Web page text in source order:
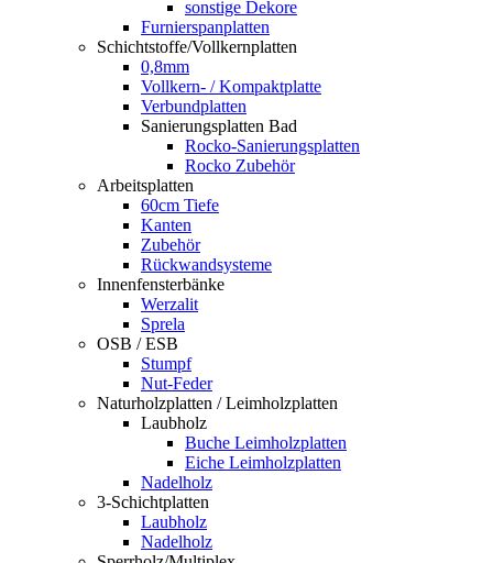
sonstige Dekore
Furnierspanplatten
Schichtstoffe/Vollkernplatten
0,8mm
Vollkern- / Kompaktplatte
Verbundplatten
Sanierungsplatten Bad
Rocko-Sanierungsplatten
Rocko Zubehör
Arbeitsplatten
60cm Tiefe
Kanten
Zubehör
Rückwandsysteme
Innenfensterbänke
Werzalit
Sprela
OSB / ESB
Stumpf
Nut-Feder
Naturholzplatten / Leimholzplatten
Laubholz
Buche Leimholzplatten
Eiche Leimholzplatten
Nadelholz
3-Schichtplatten
Laubholz
Nadelholz